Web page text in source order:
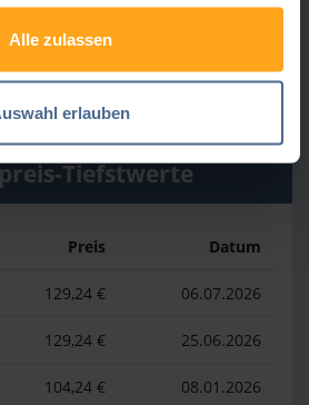
Alle zulassen
erlauben
166,53 €
196,53 € 03.04.2026
Tiefstwerte
Preis Datum
129,24 € 06.07.2026
129,24 € 25.06.2026
104,24 € 08.01.2026